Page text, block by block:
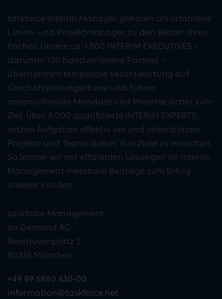
taskforce Interim Manager gehören als erfahrene
Linien- und Projektmanager zu den Besten ihres
Faches. Unsere ca. 1.800 INTERIM EXECUTIVES –
darunter 130 handverlesene Partner –
übernehmen temporäre Verantwortung auf
Geschäftsleitungsebene und führen
anspruchsvolle Mandate und Projekte sicher zum
Ziel. Über 8.000 qualifizierte INTERIM EXPERTS
setzen Aufgaben effektiv um und unterstützen
Projekte und Teams dabei, ihre Ziele zu erreichen.
So leisten wir mit effizienten Lösungen im Interim
Management messbare Beiträge zum Erfolg
unserer Kunden.
taskforce Management
on Demand AG
Beethovenplatz 2
80336 München
+49 89 5880 430-00
information@taskforce.net